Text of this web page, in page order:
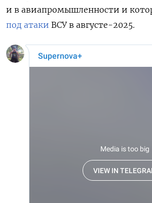
и в авиапромышленности и
под атаки ВСУ в августе-2025.